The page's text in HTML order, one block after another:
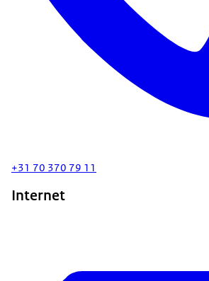
+31 70 370 79 11
Internet